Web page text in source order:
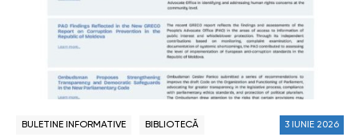
BULETINE INFORMATIVE BIBLIOTECĂ 3 IUNIE 2026